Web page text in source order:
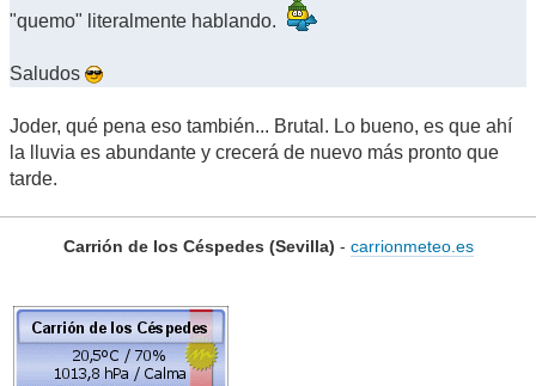
"quemo" literalmente hablando.
Saludos
Joder, qué pena eso también... Brutal. Lo bueno, es que ahí
la lluvia es abundante y crecerá de nuevo más pronto que
tarde.
Carrión de los Céspedes (Sevilla) - carrionmeteo.es